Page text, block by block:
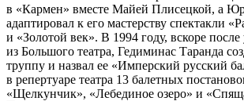
в «Кармен» вместе Майей Плисецкой, а
адаптировал к его мастерству спектакли
и «Золотой век». В 1994 году, вскоре
из Большого театра, Гедиминас Таранда
труппу и назвал ее «Имперский русский
в репертуаре театра 13 балетных
«Щелкунчик», «Лебединое озеро» и